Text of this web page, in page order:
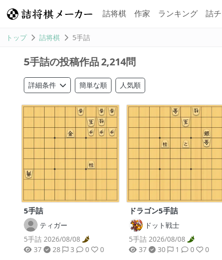
詰将棋 作家 ランキング 詰
トップ 詰将棋 5手詰
5手詰の投稿作品2,214問
詳細条件 簡単な順 人気順
5手詰
ティガー
5手詰 2026/08/08
37
28 3 0 0
ドラゴン5手詰
ドット戦士
5手詰 2026/08/08
37
30 1 0 0